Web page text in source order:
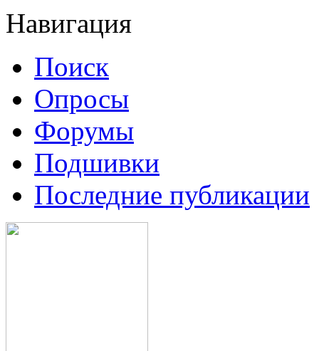
Навигация
Поиск
Опросы
Форумы
Подшивки
Последние публикации